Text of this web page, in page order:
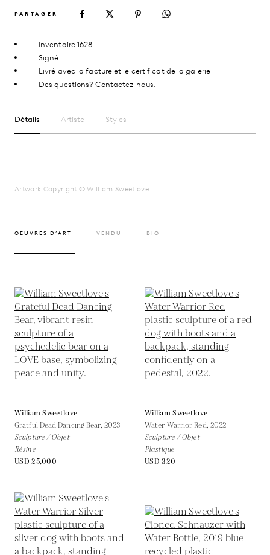
PARTAGER
Inventaire 1628
Signé
Livré avec la facture et le certificat de la galerie
Des questions?Contactez-nous.
Détails Artiste Styles
Artwork Copyright © William Sweetlove
OEUVRES D’ART VENDU BIO
William Sweetlove
Gratful Dead Dancing Bear, 2023
Sculpture / Objet
Résine
USD 25,000
William Sweetlove
Water Warrior Red, 2022
Sculpture / Objet
Plastique
USD 320